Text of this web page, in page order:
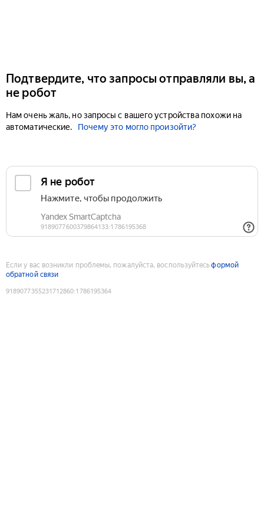
Подтвердите, что запросы отправляли вы, а
не робот
Нам очень жаль, но запросы с вашего устройства похожи на
автоматические.
Почему это могло произойти?
Если у вас возникли проблемы, пожалуйста, воспользуйтесьформой
обратной связи
9189077355231712860:1786195364